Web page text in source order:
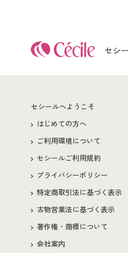
セシ
セシールへようこそ
はじめての方へ
ご利用環境について
セシールご利用規約
プライバシーポリシー
特定商取引法に基づく表示
古物営業法に基づく表示
著作権・商標について
会社案内